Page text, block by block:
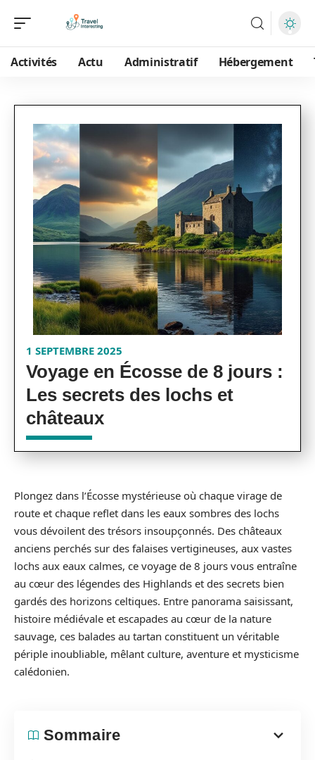
Activités Actu Administratif Hébergement
1 SEPTEMBRE 2025
Voyage en Écosse de 8 jours :
Les secrets des lochs et
châteaux
Plongez dans l’Écosse mystérieuse où chaque virage de
route et chaque reflet dans les eaux sombres des lochs
vous dévoilent des trésors insoupçonnés. Des châteaux
anciens perchés sur des falaises vertigineuses, aux vastes
lochs aux eaux calmes, ce voyage de 8 jours vous entraîne
au cœur des légendes des Highlands et des secrets bien
gardés des horizons celtiques. Entre panorama saisissant,
histoire médiévale et escapades au cœur de la nature
sauvage, ces balades au tartan constituent un véritable
périple inoubliable, mêlant culture, aventure et mysticisme
calédonien.
Sommaire